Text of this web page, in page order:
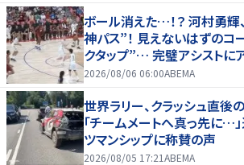
ボール消えた…！？ 河村勇輝
神パス”！ 見えないはずのコ
クタップ”… 完璧アシストに
2026/08/06 06:00ABEMA
世界ラリー、クラッシュ直
「チームメートへ真っ先に…
ツマンシップに称賛の声
2026/08/05 17:21ABEMA